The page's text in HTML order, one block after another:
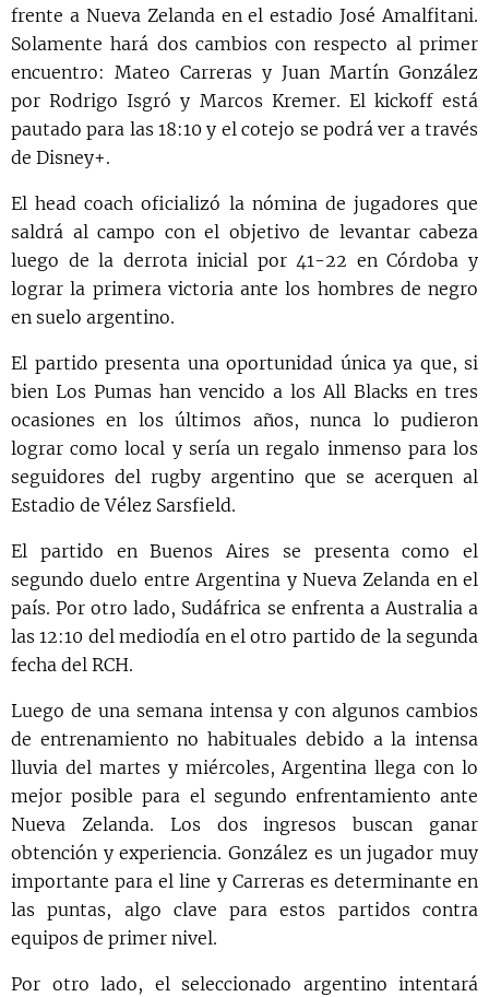
frente a Nueva Zelanda en el estadio José Amalfitani.
Solamente hará dos cambios con respecto al primer
encuentro: Mateo Carreras y Juan Martín González
por Rodrigo Isgró y Marcos Kremer. El kickoff está
pautado para las 18:10 y el cotejo se podrá ver a través
de Disney+.
El head coach oficializó la nómina de jugadores que
saldrá al campo con el objetivo de levantar cabeza
luego de la derrota inicial por 41-22 en Córdoba y
lograr la primera victoria ante los hombres de negro
en suelo argentino.
El partido presenta una oportunidad única ya que, si
bien Los Pumas han vencido a los All Blacks en tres
ocasiones en los últimos años, nunca lo pudieron
lograr como local y sería un regalo inmenso para los
seguidores del rugby argentino que se acerquen al
Estadio de Vélez Sarsfield.
El partido en Buenos Aires se presenta como el
segundo duelo entre Argentina y Nueva Zelanda en el
país. Por otro lado, Sudáfrica se enfrenta a Australia a
las 12:10 del mediodía en el otro partido de la segunda
fecha del RCH.
Luego de una semana intensa y con algunos cambios
de entrenamiento no habituales debido a la intensa
lluvia del martes y miércoles, Argentina llega con lo
mejor posible para el segundo enfrentamiento ante
Nueva Zelanda. Los dos ingresos buscan ganar
obtención y experiencia. González es un jugador muy
importante para el line y Carreras es determinante en
las puntas, algo clave para estos partidos contra
equipos de primer nivel.
Por otro lado, el seleccionado argentino intentará